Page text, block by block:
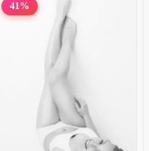
41%